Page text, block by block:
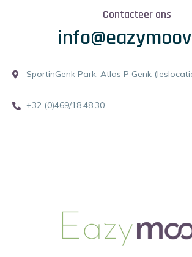
Contacteer ons
SportinGenk Park, Atlas P Genk
+32 (0)469/18.48.30